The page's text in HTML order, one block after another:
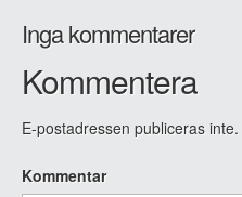
Inga kommentarer
Kommentera
E-postadressen publiceras inte.
Kommentar